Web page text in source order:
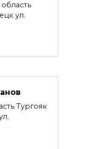
ул.
Тургояк